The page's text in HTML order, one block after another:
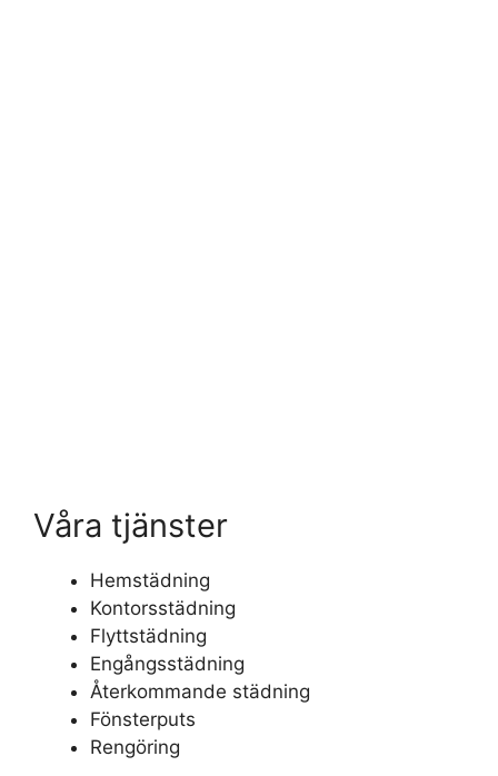
Våra tjänster
Hemstädning
Kontorsstädning
Flyttstädning
Engångsstädning
Återkommande städning
Fönsterputs
Rengöring